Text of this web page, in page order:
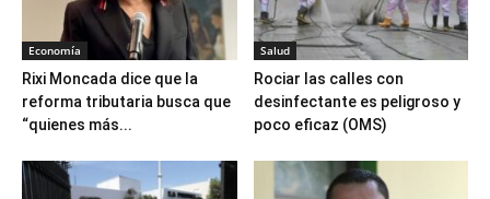
Economía
Rixi Moncada dice que la
reforma tributaria busca que
“quienes más...
Salud
Rociar las calles con
desinfectante es peligroso y
poco eficaz (OMS)